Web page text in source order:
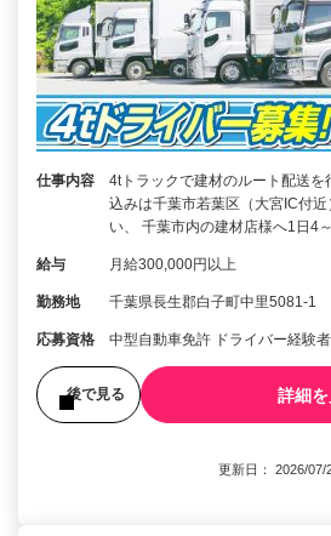
仕事内容
4tトラックで建材のルート配送
込みは千葉市若葉区（大宮IC付
い、 千葉市内の建材店様へ1日4
給与 月給300,000円以上
勤務地 千葉県長生郡白子町中里5081-
応募資格 中型自動車免許 ドライバー経験者
後で見る 詳細
更新日： 2026/